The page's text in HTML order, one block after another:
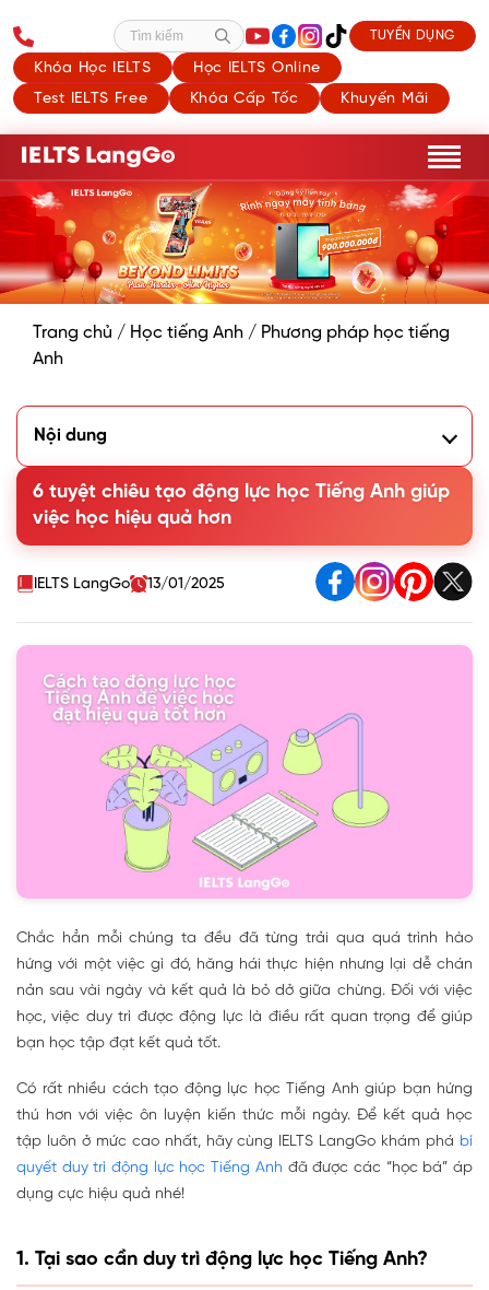
Khóa Học IELTS
Học IELTS Online
Test IELTS Free
Khóa Cấp Tốc Khuyến Mãi
Tìm kiếm TUYỂN DỤNG
Trang chủ / Học tiếng Anh / Phương pháp học tiếng
Anh
Nội dung
2. Cách tạo động lực học Tiếng Anh mỗi ngày
6 tuyệt chiêu tạo động lực học Tiếng Anh giúp
việc học hiệu quả hơn
IELTS LangGo 13/01/2025
Chắc hẳn mỗi chúng ta đều đã từng trải qua quá trình hào
hứng với một việc gì đó, hăng hái thực hiện nhưng lại dễ chán
nản sau vài ngày và kết quả là bỏ dở giữa chừng. Đối với việc
học, việc duy trì được động lực là điều rất quan trọng để giúp
bạn học tập đạt kết quả tốt.
Có rất nhiều cách tạo động lực học Tiếng Anh giúp bạn hứng
thú hơn với việc ôn luyện kiến thức mỗi ngày. Để kết quả học
tập luôn ở mức cao nhất, hãy cùng IELTS LangGo khám phá bí
quyết duy trì động lực học Tiếng Anh đã được các “học bá” áp
dụng cực hiệu quả nhé!
1. Tại sao cần duy trì động lực học Tiếng Anh?